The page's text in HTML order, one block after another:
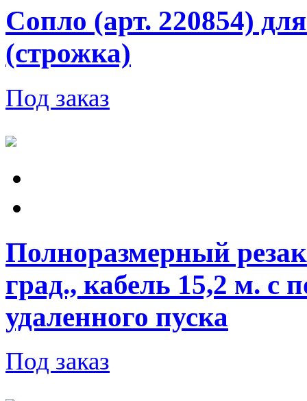
Сопло (арт. 220854)
(строжка)
Под заказ
Полноразмерный
град., кабель 15,2 м. с
удаленного пуска
Под заказ